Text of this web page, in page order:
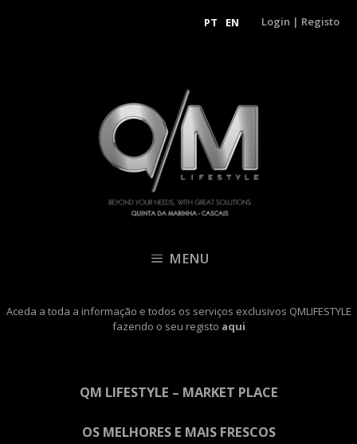
PT EN Login | Registo
MENU
Aceda a toda a informação e todos os serviços exclusivos QMLIFESTYLE
fazendo o seu registo aqui
QM LIFESTYLE – MARKET PLACE
OS MELHORES E MAIS FRESCOS